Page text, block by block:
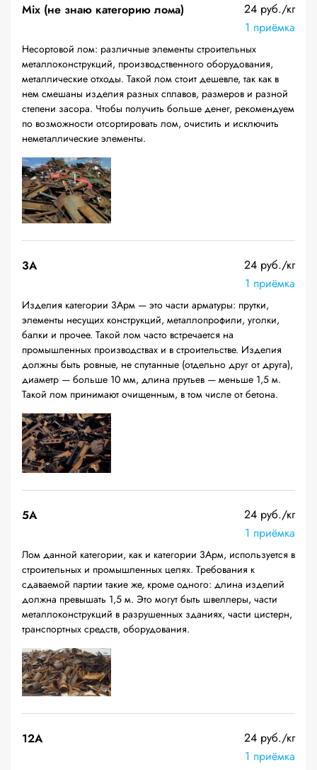
Mix (не знаю категорию лома)
24 руб./кг
1 приёмка
Несортовой лом: различные элементы строительных
металлоконструкций, производственного оборудования,
металлические отходы. Такой лом стоит дешевле, так как в
нем смешаны изделия разных сплавов, размеров и разной
степени засора. Чтобы получить больше денег, рекомендуем
по возможности отсортировать лом, очистить и исключить
неметаллические элементы.
3А
24 руб./кг
1 приёмка
Изделия категории 3Арм — это части арматуры: прутки,
элементы несущих конструкций, металлопрофили, уголки,
балки и прочее. Такой лом часто встречается на
промышленных производствах и в строительстве. Изделия
должны быть ровные, не спутанные (отдельно друг от друга),
диаметр — больше 10 мм, длина прутьев — меньше 1,5 м.
Такой лом принимают очищенным, в том числе от бетона.
5А
24 руб./кг
1 приёмка
Лом данной категории, как и категории 3Арм, используется в
строительных и промышленных целях. Требования к
сдаваемой партии такие же, кроме одного: длина изделий
должна превышать 1,5 м. Это могут быть швеллеры, части
металлоконструкций в разрушенных зданиях, части цистерн,
транспортных средств, оборудования.
12A
24 руб./кг
1 приёмка